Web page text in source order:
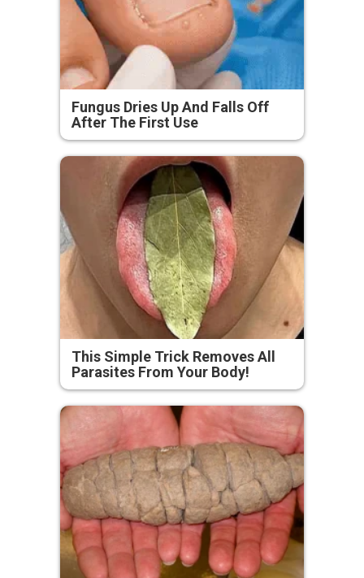
Fungus Dries Up And Falls Off
After The First Use
This Simple Trick Removes All
Parasites From Your Body!